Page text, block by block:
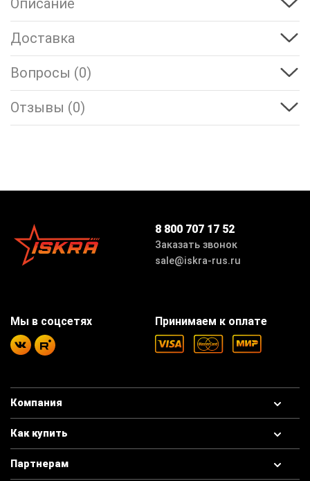
Описание
Доставка
Вопросы (0)
Отзывы (0)
8 800 707 17 52
Заказать звонок
sale@iskra-rus.ru
Компания
Как купить
Партнерам
Принимаем к оплате
Мы в соцсетях